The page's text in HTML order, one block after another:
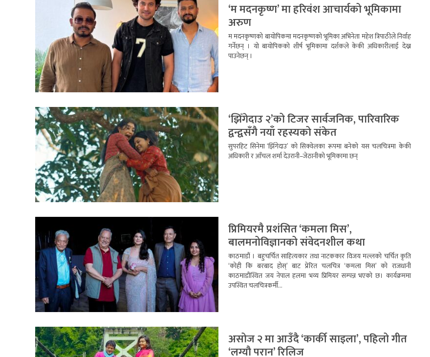
‘म मदनकृष्ण’ मा हरिवंश आचार्यको भूमिकामा
अरुण
म मदनकृष्णको बायोपिकमा मदनकृष्णको भूमिका अभिनेता महेश त्रिपाठीले निर्वाह
गर्नेछन् । यो बायोपिकको शीर्ष भूमिकामा दर्शकले केकी अधिकारीलाई देख्न
पाउनेछन् ।
‘झिँगेदाउ २’को टिजर सार्वजनिक, पारिवारिक
द्वन्द्वसँगै नयाँ रहस्यको संकेत
सुपरहिट सिनेमा ‘झिँगेदाउ’ को सिक्वेलका रूपमा बनेको यस चलचित्रमा केकी
अधिकारी र आँचल शर्मा देउरानी–जेठानीको भूमिकामा छन्
प्रिमियरमै प्रशंसित ‘कमला मिस’,
बालमनोविज्ञानको संवेदनशील कथा
काठमाडौं । बहुचर्चित साहित्यकार तथा नाटककार विजय मल्लको चर्चित कृति
‘कोही कि बरबाद होस्’ बाट प्रेरित चलचित्र ‘कमला मिस’ को राजधानी
काठमाडौंस्थित जय नेपाल हलमा भव्य प्रिमियर सम्पन्न भएको छ। कार्यक्रममा
उपस्थित चलचित्रकर्मी...
असोज २ मा आउँदै ‘कार्की साइला’, पहिलो गीत
‘लग्यौ परान’ रिलिज